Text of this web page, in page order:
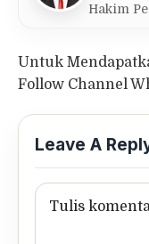
Hakim
Untuk
Follow Channel
Leave A